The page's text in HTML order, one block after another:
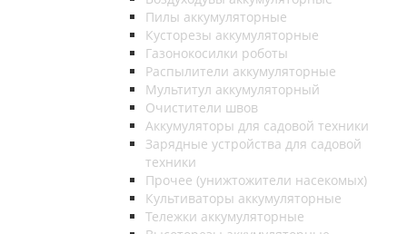
Пилы аккумуляторные
Кусторезы аккумуляторные
Газонокосилки роботы
Распылители аккумуляторные
Мультитул аккумуляторный
Очистители швов
Аккумуляторы для садовой техники
Зарядные устройства для садовой
техники
Прочее (унижтожители насекомых)
Культиваторы аккумуляторные
Тележки аккумуляторные